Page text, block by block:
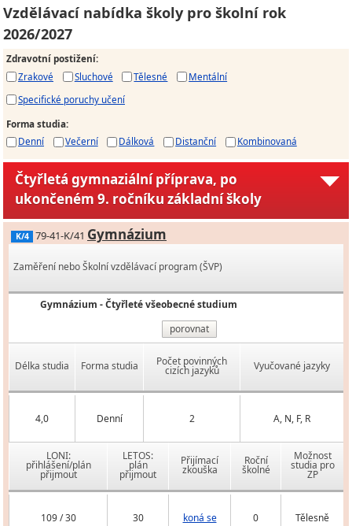
Vzdělávací nabídka školy pro školní rok
2026/2027
Zdravotní postižení:
Zrakové
Sluchové Tělesné
Mentální
Specifické poruchy učení
Forma studia:
Denní
Večerní Dálková Distanční Kombinovaná
Čtyřletá gymnaziální příprava, po
ukončeném 9. ročníku základní školy
K/4 79-41-K/41 Gymnázium
Zaměření nebo Školní vzdělávací program (ŠVP)
Gymnázium - Čtyřleté všeobecné studium
porovnat
Délka studia Forma studia Počet povinných
cizích jazyků Vyučované jazyky
4,0 Denní 2 A, N, F, R
LONI:
přihlášení/plán
přijmout
LETOS:
plán
přijmout
Přijímací
zkouška
Roční
školné
Možnost
studia pro
ZP
109 / 30 30 koná se 0 Tělesně